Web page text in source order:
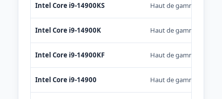
Intel Core i9-14900KS Haut de gamme
Intel Core i9-14900K Haut de gamme
Intel Core i9-14900KF Haut de gamme
Intel Core i9-14900 Haut de gamme